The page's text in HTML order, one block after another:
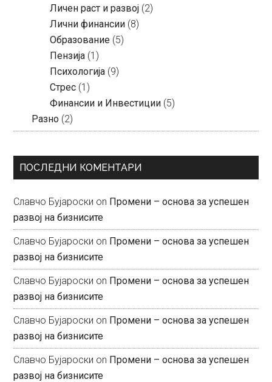
Личен раст и развој (2)
Лични финансии (8)
Образование (5)
Пензија (1)
Психологија (9)
Стрес (1)
Финансии и Инвестиции (5)
Разно (2)
ПОСЛЕДНИ КОМЕНТАРИ
Славчо Бујароски on Промени – основа за успешен
развој на бизнисите
Славчо Бујароски on Промени – основа за успешен
развој на бизнисите
Славчо Бујароски on Промени – основа за успешен
развој на бизнисите
Славчо Бујароски on Промени – основа за успешен
развој на бизнисите
Славчо Бујароски on Промени – основа за успешен
развој на бизнисите